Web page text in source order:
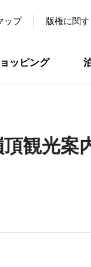
ップ 版権に関
ッピング
観光案